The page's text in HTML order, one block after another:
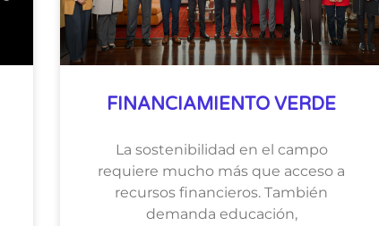
FINANCIAMIENTO VERDE
La sostenibilidad en el campo
requiere mucho más que acceso a
recursos financieros. También
demanda educación,